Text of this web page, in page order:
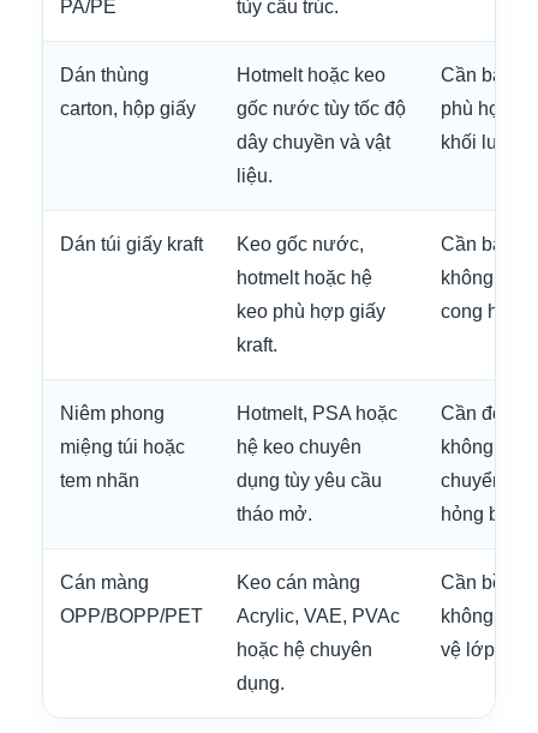
PA/PE
tùy cấu trúc.
Dán thùng
carton, hộp giấy
Hotmelt hoặc keo
gốc nước tùy tốc độ
dây chuyền và vật
liệu.
Cần bám
phù hợp
khối lượng
Dán túi giấy kraft
Keo gốc nước,
hotmelt hoặc hệ
keo phù hợp giấy
kraft.
Cần bám
không
cong hoặc
Niêm phong
miệng túi hoặc
tem nhãn
Hotmelt, PSA hoặc
hệ keo chuyên
dụng tùy yêu cầu
tháo mở.
Cần độ
không
chuyển và
hỏng bề
Cán màng
OPP/BOPP/PET
Keo cán màng
Acrylic, VAE, PVAc
hoặc hệ chuyên
dụng.
Cần bề
không
vệ lớp in.